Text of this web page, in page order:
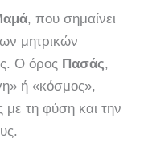
, που σημαίνει
μητρικών
Ο όρος Πασάς,
ή «κόσμος»,
με τη φύση και την